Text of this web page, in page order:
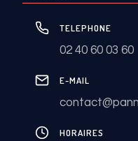
TELEPHONE
02 40 60 03 60
E-MAIL
HORAIRES